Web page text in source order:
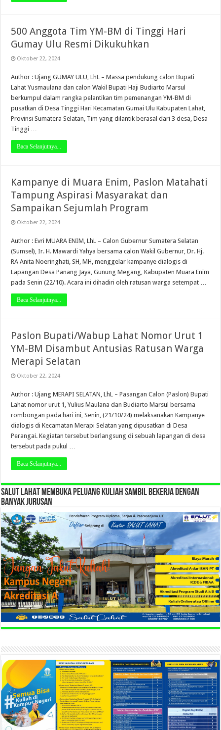
500 Anggota Tim YM-BM di Tinggi Hari
Gumay Ulu Resmi Dikukuhkan
Oktober 22, 2024
Author : Ujang GUMAY ULU, LhL – Massa pendukung calon Bupati
Lahat Yusmaulana dan calon Wakil Bupati Haji Budiarto Marsul
berkumpul dalam rangka pelantikan tim pemenangan YM-BM di
pusatkan di Desa Tinggi Hari Kecamatan Gumai Ulu Kabupaten Lahat,
Provinsi Sumatera Selatan, Tim yang dilantik berasal dari 3 desa, Desa
Tinggi …
Baca Selanjutnya...
Kampanye di Muara Enim, Paslon Matahati
Tampung Aspirasi Masyarakat dan
Sampaikan Sejumlah Program
Oktober 22, 2024
Author : Evri MUARA ENIM, LhL – Calon Gubernur Sumatera Selatan
(Sumsel), Ir. H. Mawardi Yahya bersama calon Wakil Gubernur, Dr. Hj.
RA Anita Noeringhati, SH, MH, menggelar kampanye dialogis di
Lapangan Desa Panang Jaya, Gunung Megang, Kabupaten Muara Enim
pada Senin (22/10). Acara ini dihadiri oleh ratusan warga setempat …
Baca Selanjutnya...
Paslon Bupati/Wabup Lahat Nomor Urut 1
YM-BM Disambut Antusias Ratusan Warga
Merapi Selatan
Oktober 22, 2024
Author : Ujang MERAPI SELATAN, LhL – Pasangan Calon (Paslon) Bupati
Lahat nomor urut 1, Yulius Maulana dan Budiarto Marsul bersama
rombongan pada hari ini, Senin, (21/10/24) melaksanakan Kampanye
dialogis di Kecamatan Merapi Selatan yang dipusatkan di Desa
Perangai. Kegiatan tersebut berlangsung di sebuah lapangan di desa
tersebut pada pukul …
Baca Selanjutnya...
SALUT LAHAT MEMBUKA PELUANG KULIAH SAMBIL BEKERJA DENGAN
BANYAK JURUSAN